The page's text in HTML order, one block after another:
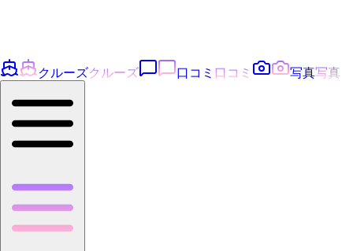
クルーズクルーズ 口コミ 口コミ 写真写真